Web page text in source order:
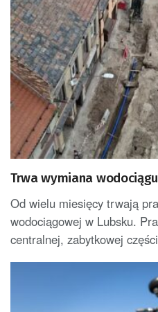
Trwa wymiana
Od wielu miesięcy trwają
wodociągowej w Lubsku.
centralnej, zabytkowej